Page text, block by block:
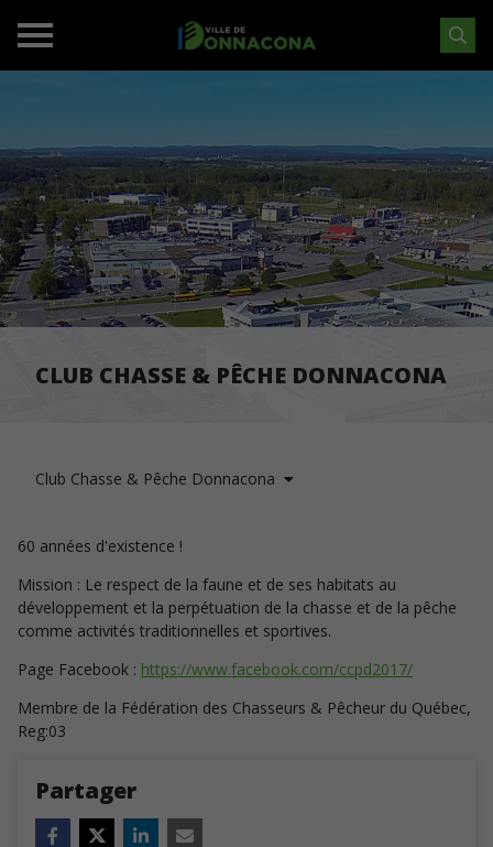
CLUB CHASSE & PÊCHE DONNACONA
Club Chasse & Pêche Donnacona
60 années d'existence !
Mission : Le respect de la faune et de ses habitats au
développement et la perpétuation de la chasse et de la pêche
comme activités traditionnelles et sportives.
Page Facebook : https://www.facebook.com/ccpd2017/
Membre de la Fédération des Chasseurs & Pêcheur du Québec,
Reg:03
Partager